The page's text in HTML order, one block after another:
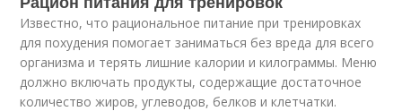
Известно, что рациональное питание при тренировках
для похудения помогает заниматься без вреда для всего
организма и терять лишние калории и килограммы. Меню
должно включать продукты, содержащие достаточное
количество жиров, углеводов, белков и клетчатки.